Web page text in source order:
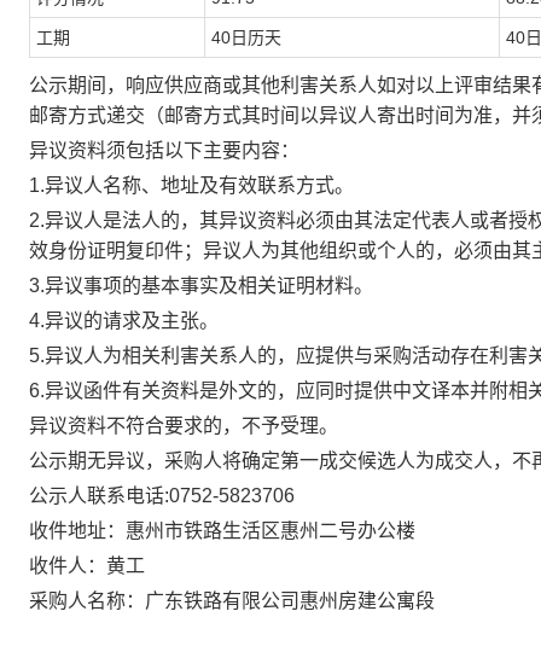
工期 40日历天 40
公示期间，响应供应商或其他利害关系人如对以上评审结
邮寄方式递交（邮寄方式其时间以异议人寄出时间为准，
异议资料须包括以下主要内容：
1.异议人名称、地址及有效联系方式。
2.异议人是法人的，其异议资料必须由其法定代表人或者
效身份证明复印件；异议人为其他组织或个人的，必须由
3.异议事项的基本事实及相关证明材料。
4.异议的请求及主张。
5.异议人为相关利害关系人的，应提供与采购活动存在利害
6.异议函件有关资料是外文的，应同时提供中文译本并附相
异议资料不符合要求的，不予受理。
公示期无异议，采购人将确定第一成交候选人为成交人，不
公示人联系电话:0752-5823706
收件地址：惠州市铁路生活区惠州二号办公楼
收件人：黄工
采购人名称：广东铁路有限公司惠州房建公寓段